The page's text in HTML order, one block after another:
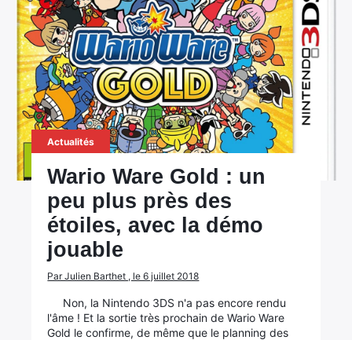
Actualités
Wario Ware Gold : un
peu plus près des
étoiles, avec la démo
jouable
Par Julien Barthet , le 6 juillet 2018
Non, la Nintendo 3DS n'a pas encore rendu
l'âme ! Et la sortie très prochain de Wario Ware
Gold le confirme, de même que le planning des
×
Rechercher
: